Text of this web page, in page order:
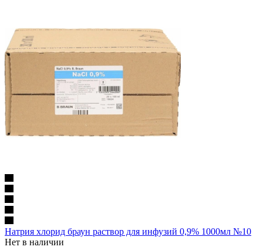
Натрия хлорид браун раствор для инфузий 0,9% 1000мл №10
Нет в наличии